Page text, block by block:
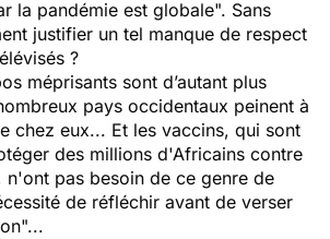
la pandémie est globale". Sans
justifier un tel manque de respect
?
méprisants sont d’autant plus
pays occidentaux peinent à
chez eux... Et les vaccins, qui sont
des millions d'Africains contre
n'ont pas besoin de ce genre de
de réfléchir avant de verser